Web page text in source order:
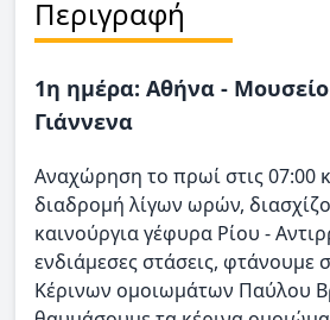
Περιγραφή
1η ημέρα: Αθήνα -
Γιάννενα
Αναχώρηση το πρωί στις 07:00
διαδρομή λίγων ωρών,
καινούργια γέφυρα Ρίου -
ενδιάμεσες στάσεις, φτάνουμε
Κέρινων ομοιωμάτων Παύλου